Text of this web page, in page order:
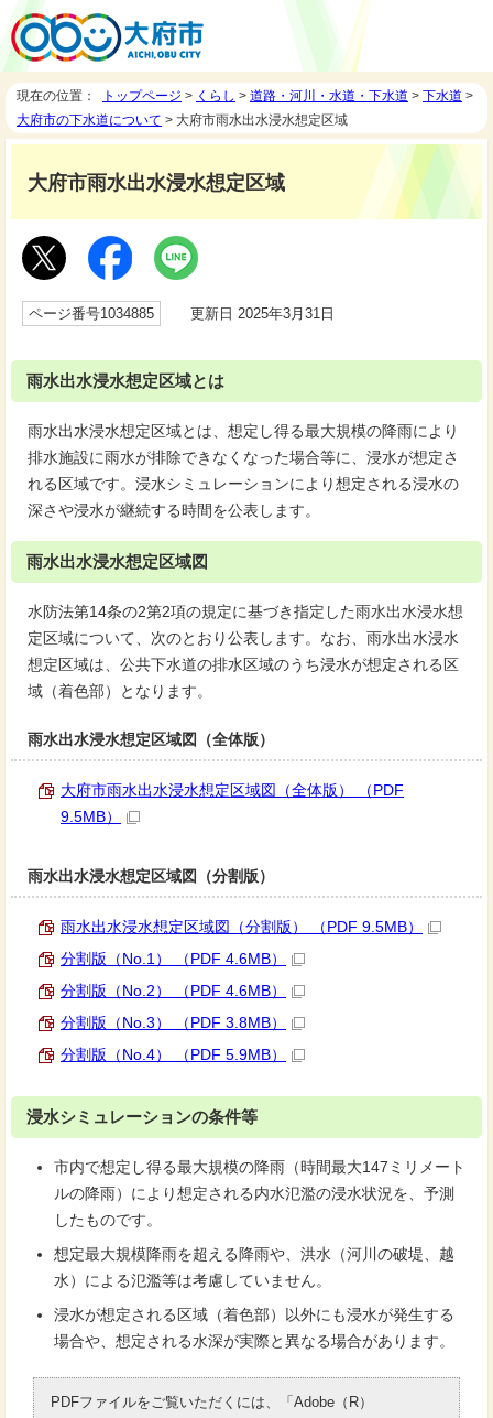
現在の位置： トップページ > くらし > 道路・河川・水道・下水道 > 下水道 >
大府市の下水道について > 大府市雨水出水浸水想定区域
大府市雨水出水浸水想定区域
ページ番号1034885 更新日 2025年3月31日
雨水出水浸水想定区域とは
雨水出水浸水想定区域とは、想定し得る最大規模の降雨により
排水施設に雨水が排除できなくなった場合等に、浸水が想定さ
れる区域です。浸水シミュレーションにより想定される浸水の
深さや浸水が継続する時間を公表します。
雨水出水浸水想定区域図
水防法第14条の2第2項の規定に基づき指定した雨水出水浸水想
定区域について、次のとおり公表します。なお、雨水出水浸水
想定区域は、公共下水道の排水区域のうち浸水が想定される区
域（着色部）となります。
雨水出水浸水想定区域図（全体版）
大府市雨水出水浸水想定区域図（全体版） （PDF
9.5MB）
雨水出水浸水想定区域図（分割版）
雨水出水浸水想定区域図（分割版） （PDF 9.5MB）
分割版（No.1） （PDF 4.6MB）
分割版（No.2） （PDF 4.6MB）
分割版（No.3） （PDF 3.8MB）
分割版（No.4） （PDF 5.9MB）
浸水シミュレーションの条件等
市内で想定し得る最大規模の降雨（時間最大147ミリメート
ルの降雨）により想定される内水氾濫の浸水状況を、予測
したものです。
想定最大規模降雨を超える降雨や、洪水（河川の破堤、越
水）による氾濫等は考慮していません。
浸水が想定される区域（着色部）以外にも浸水が発生する
場合や、想定される水深が実際と異なる場合があります。
PDFファイルをご覧いただくには、「Adobe（R）